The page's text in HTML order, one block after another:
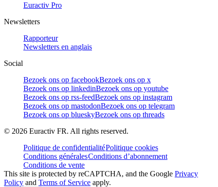
Euractiv Pro
Newsletters
Rapporteur
Newsletters en anglais
Social
Bezoek ons op facebookBezoek ons op x
Bezoek ons op linkedinBezoek ons op youtube
Bezoek ons op rss-feedBezoek ons op instagram
Bezoek ons op mastodonBezoek ons op telegram
Bezoek ons op blueskyBezoek ons op threads
© 2026 Euractiv FR. All rights reserved.
Politique de confidentialitéPolitique cookies
Conditions généralesConditions d’abonnement
Conditions de vente
This site is protected by reCAPTCHA, and the Google Privacy
Policy and Terms of Service apply.